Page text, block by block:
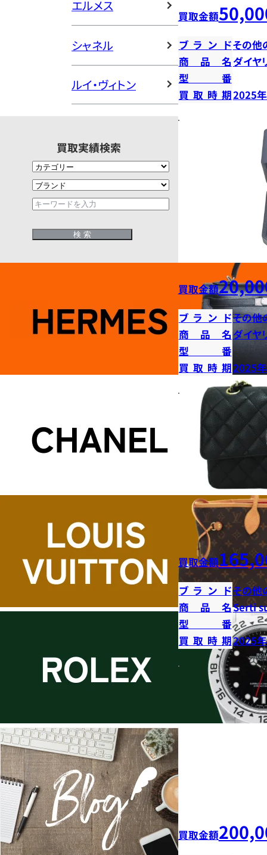
エルメス
シャネル
ルイ・ヴィトン
買取実績検索
買取金額
ブランドその他
商品名ダイヤ
型番
買取時期2025
買取金額
ブランドその他
商品名 ダイヤ
型番
買取時期2025
買取金額
ブランドその他
商品名Serti
型番
買取時期2025
買取金額